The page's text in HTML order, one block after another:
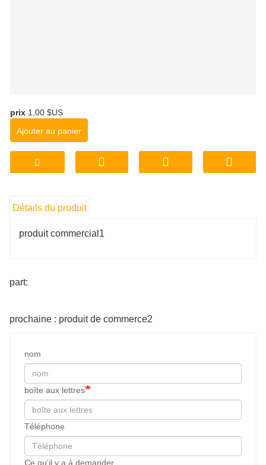
prix 1,00 $US
Ajouter au panier
Détails du produit
produit commercial1
part:
prochaine : produit de commerce2
nom
boîte aux lettres
Téléphone
Ce qu’il y a à demander